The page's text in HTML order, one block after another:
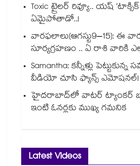
Toxic ట్రైలర్ రివ్యూ.. యష్
ఏమైపోతాడో..!
వారఫలాలు(ఆగస్టు9–15): ఈ
సూర్యగ్రహణం .. ఏ రాశి వారికి
Samantha: కన్నీళ్లు
వీడియో చూసి ఫ్యాన్స్ ఎమోషనల్!
హైదరాబాద్⁪లో వాటర్ ట్యాంకర్
ఇంటి ఓనర్లకు ముఖ్య గమనిక
Latest Videos